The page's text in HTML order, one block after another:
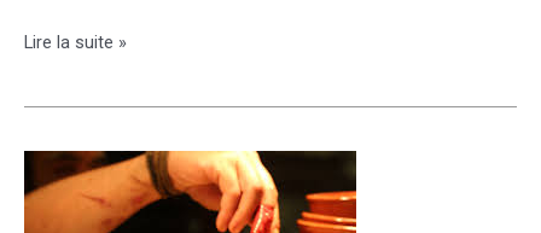
Documents
des
nouveaux
élèves
Lire la suite »